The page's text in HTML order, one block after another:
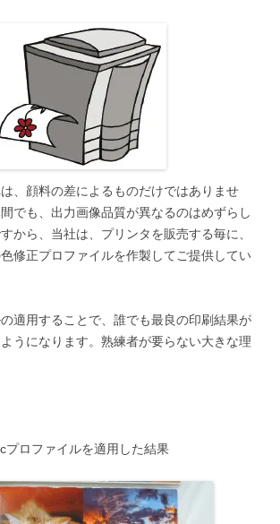
、顔料の差によるものだけではありませ
でも、出力画像品質が異なるのはめずらし
から、当社は、プリンタを販売する毎に、
修正プロファイルを作製してご提供してい
適用することで、誰でも最良の印刷結果が
うになります。熟練者が要らない大きな理
プロファイルを適用した結果